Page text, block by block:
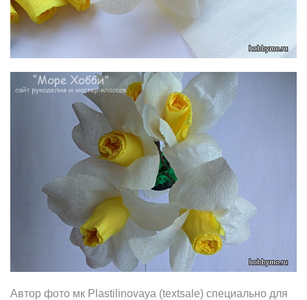
Автор фото мк Plastilinovaya (textsale) специально для